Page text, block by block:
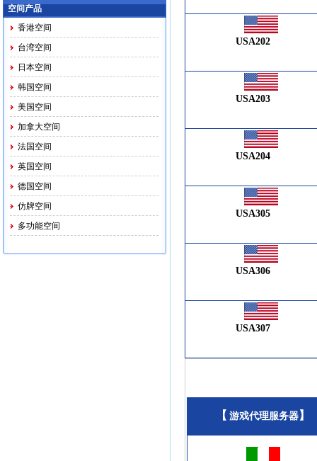
马印越泰务器租用
空间产品
香港空间
台湾空间
日本空间
韩国空间
美国空间
加拿大空间
法国空间
英国空间
德国空间
仿牌空间
多功能空间
USA202
USA203
USA204
USA305
USA306
USA307
【 游戏代理服务器 】